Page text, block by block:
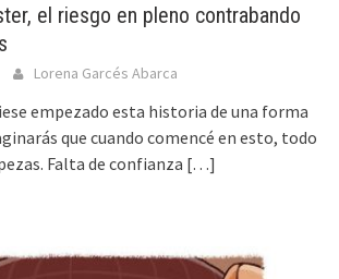
el riesgo en pleno contrabando
Lorena Garcés Abarca
empezado esta historia de una forma
que cuando comencé en esto, todo
Falta de confianza […]